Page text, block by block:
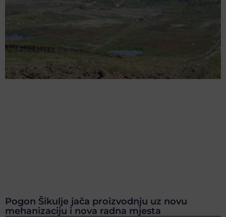
Pogon Šikulje jača proizvodnju uz novu
mehanizaciju i nova radna mjesta